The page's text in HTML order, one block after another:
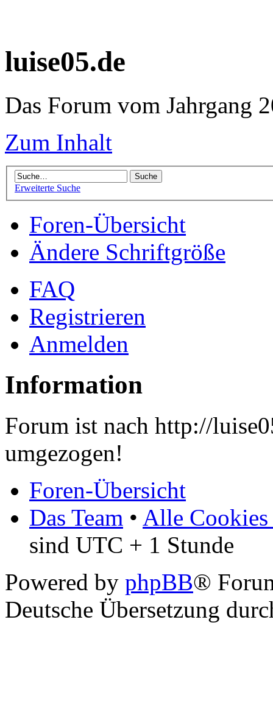
luise05.de
Das Forum vom Jahrgang
Zum Inhalt
Erweiterte Suche
Foren-Übersicht
Ändere Schriftgröße
FAQ
Registrieren
Anmelden
Information
Forum ist nach http://
umgezogen!
Foren-Übersicht
Das Team • Alle Cookies
sind UTC + 1 Stunde
Powered by phpBB®
Deutsche Übersetzung